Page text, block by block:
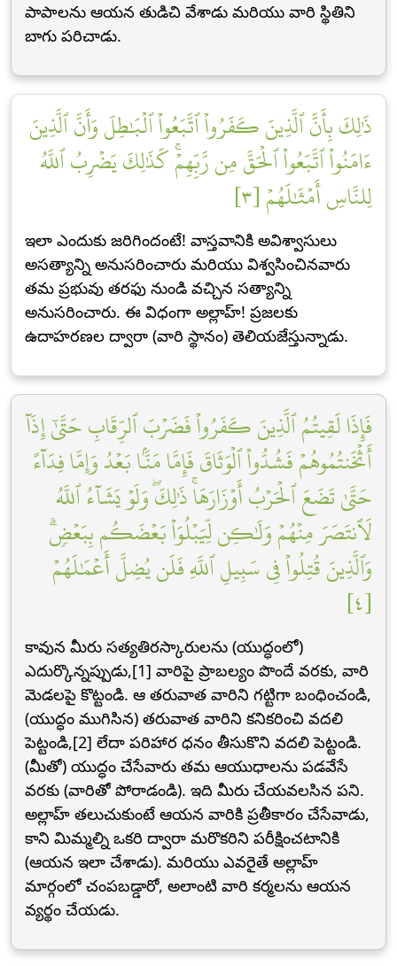
పాపాలను ఆయన తుడిచి వేశాడు మరియు వారి స్థితిని
బాగు పరిచాడు.
ذَٰلِكَ بِأَنَّ ٱلَّذِينَ كَفَرُواْ ٱتَّبَعُواْ ٱلۡبَٰطِلَ وَأَنَّ ٱلَّذِينَ
ءَامَنُواْ ٱتَّبَعُواْ ٱلۡحَقَّ مِن رَّبِّهِمۡۚ كَذَٰلِكَ يَضۡرِبُ ٱللَّهُ
لِلنَّاسِ أَمۡثَٰلَهُمۡ [٣]
ఇలా ఎందుకు జరిగిందంటే! వాస్తవానికి అవిశ్వాసులు
అసత్యాన్ని అనుసరించారు మరియు విశ్వసించినవారు
తమ ప్రభువు తరఫు నుండి వచ్చిన సత్యాన్ని
అనుసరించారు. ఈ విధంగా అల్లాహ్! ప్రజలకు
ఉదాహరణల ద్వారా (వారి స్థానం) తెలియజేస్తున్నాడు.
فَإِذَا لَقِيتُمُ ٱلَّذِينَ كَفَرُواْ فَضَرۡبَ ٱلرِّقَابِ حَتَّىٰٓ إِذَآ
أَثۡخَنتُمُوهُمۡ فَشُدُّواْ ٱلۡوَثَاقَ فَإِمَّا مَنَّۢا بَعۡدُ وَإِمَّا فِدَآءً
حَتَّىٰ تَضَعَ ٱلۡحَرۡبُ أَوۡزَارَهَاۚ ذَٰلِكَۖ وَلَوۡ يَشَآءُ ٱللَّهُ
لَٱنتَصَرَ مِنۡهُمۡ وَلَٰكِن لِّيَبۡلُوَاْ بَعۡضَكُم بِبَعۡضٖۗ
وَٱلَّذِينَ قُتِلُواْ فِي سَبِيلِ ٱللَّهِ فَلَن يُضِلَّ أَعۡمَٰلَهُمۡ
[٤]
కావున మీరు సత్యతిరస్కారులను (యుద్ధంలో)
ఎదుర్కొన్నప్పుడు,[1] వారిపై ప్రాబల్యం పొందే వరకు, వారి
మెడలపై కొట్టండి. ఆ తరువాత వారిని గట్టిగా బంధించండి,
(యుద్ధం ముగిసిన) తరువాత వారిని కనికరించి వదలి
పెట్టండి,[2] లేదా పరిహార ధనం తీసుకొని వదలి పెట్టండి.
(మీతో) యుద్ధం చేసేవారు తమ ఆయుధాలను పడవేసే
వరకు (వారితో పోరాడండి). ఇది మీరు చేయవలసిన పని.
అల్లాహ్ తలుచుకుంటే ఆయన వారికి ప్రతీకారం చేసేవాడు,
కాని మిమ్మల్ని ఒకరి ద్వారా మరొకరిని పరీక్షించటానికి
(ఆయన ఇలా చేశాడు). మరియు ఎవరైతే అల్లాహ్
మార్గంలో చంపబడ్డారో, అలాంటి వారి కర్మలను ఆయన
వ్యర్థం చేయడు.